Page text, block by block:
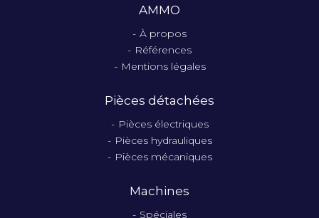
AMMO
À propos
Références
Mentions légales
Pièces détachées
Pièces électriques
Pièces hydrauliques
Pièces mécaniques
Machines
Spéciales